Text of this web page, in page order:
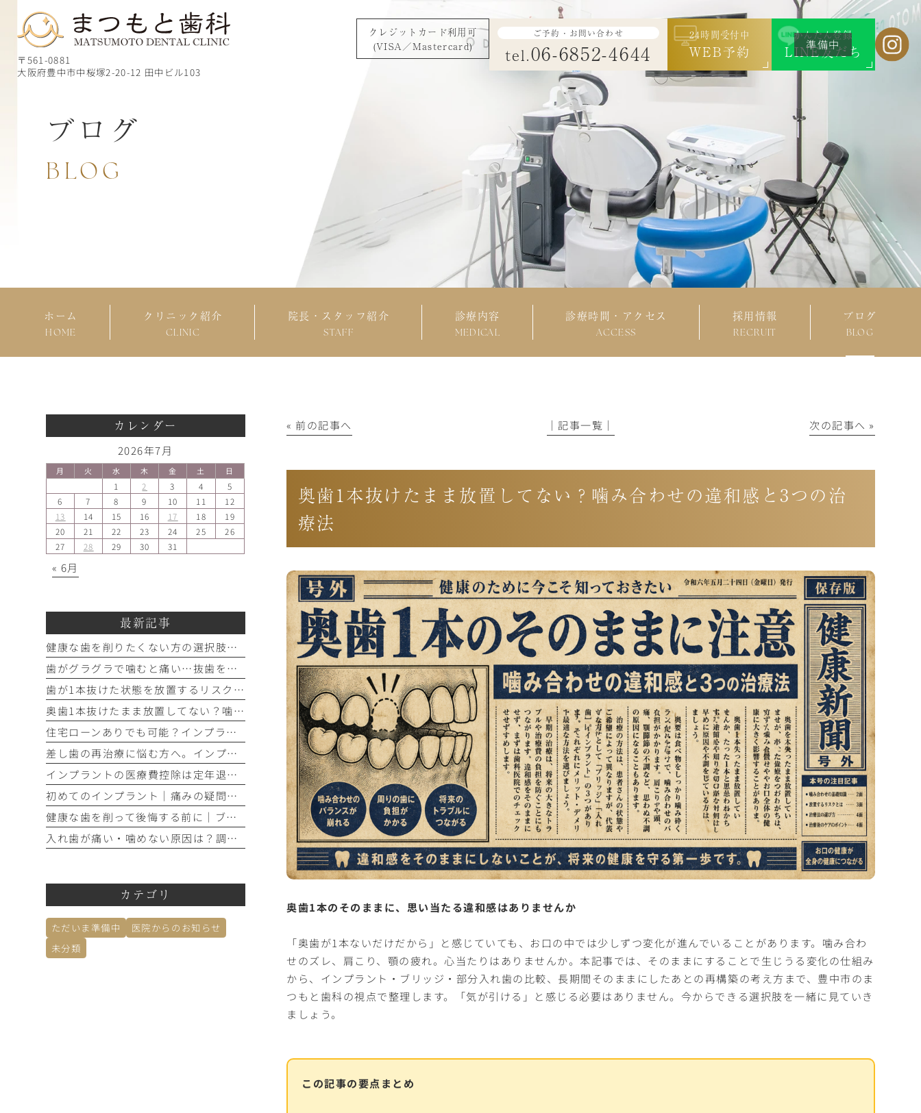
〒561-0881
大阪府豊中市中桜塚2-20-12 田中ビル103
クレジットカード利用可
(VISA／Mastercard)
ご予約・お問い合わせ
tel.06-6852-4644
24時間受付中
WEB予約
かんたん登録
LINE友だち
ブログ
BLOG
ホーム
HOME
クリニック紹介
CLINIC
院長・スタッフ紹介
STAFF
診療内容
MEDICAL
診療時間・アクセス
ACCESS
採用情報
RECRUIT
ブログ
BLOG
« 前の記事へ │記事一覧│ 次の記事へ »
奥歯1本抜けたまま放置してない？噛み合わせの違和感と3つの治
療法
奥歯1本のそのままに、思い当たる違和感はありませんか
「奥歯が1本ないだけだから」と感じていても、お口の中では少しずつ変化が進んでいることがあります。噛み合わ
せのズレ、肩こり、顎の疲れ。心当たりはありませんか。本記事では、そのままにすることで生じうる変化の仕組み
から、インプラント・ブリッジ・部分入れ歯の比較、長期間そのままにしたあとの再構築の考え方まで、豊中市のま
つもと歯科の視点で整理します。「気が引ける」と感じる必要はありません。今からできる選択肢を一緒に見ていき
ましょう。
この記事の要点まとめ
カレンダー
2026年7月
月 火 水 木 金 土 日
1 2 3 4
5
6
7 8 9 10 11
12
13
14 15 16 17 18
19
20
21 22 23 24 25
26
27
28 29 30 31
« 6月
最新記事
健康な歯を削りたくない方の選択肢｜部分入れ歯・ブリッジ・人工歯根
歯がグラグラで噛むと痛い…抜歯を避けて残す基準を歯科医が解説
歯が1本抜けた状態を放置するリスクとは？手遅れを防ぐ3つの治療法
奥歯1本抜けたまま放置してない？噛み合わせの違和感と3つの治療法
住宅ローンありでも可能？インプラント支払いのデンタルローン審査と控除
差し歯の再治療に悩む方へ。インプラントとの違いと3つの判断基準
インプラントの医療費控除は定年退職前が得？還付額で損しない方法
初めてのインプラント｜痛みの疑問を解消し仕事への影響を防ぐ対策
健康な歯を削って後悔する前に｜ブリッジとインプラント5つの判断基準
入れ歯が痛い・噛めない原因は？調整か作り直しかの見極め方
カテゴリ
ただいま準備中
医院からのお知らせ
未分類